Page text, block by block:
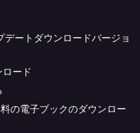
ートダウンロードバージョ
ード
の電子ブックのダウンロー